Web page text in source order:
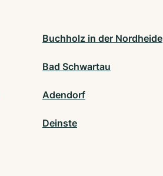
Buchholz in der Nordheide
Bad Schwartau
Adendorf
Deinste